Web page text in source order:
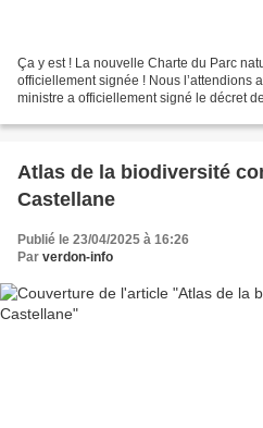
Ça y est ! La nouvelle Charte du Parc
officiellement signée ! Nous l’attendions
ministre a officiellement signé le décret
Atlas de la biodiversité
Castellane
Publié le 23/04/2025 à 16:26
Par verdon-info